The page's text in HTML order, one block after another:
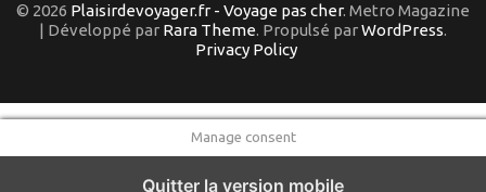
© 2026 Plaisirdevoyager.fr - Voyage pas cher. Metro Magazine
| Développé par Rara Theme. Propulsé parWordPress.
Privacy Policy
Manage consent
Quitter la version mobile